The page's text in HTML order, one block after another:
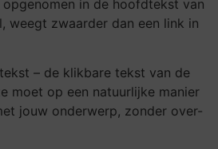
in de hoofdtekst van
weegt zwaarder dan een link in
– de klikbare tekst van de
moet op een natuurlijke manier
jouw onderwerp, zonder over-